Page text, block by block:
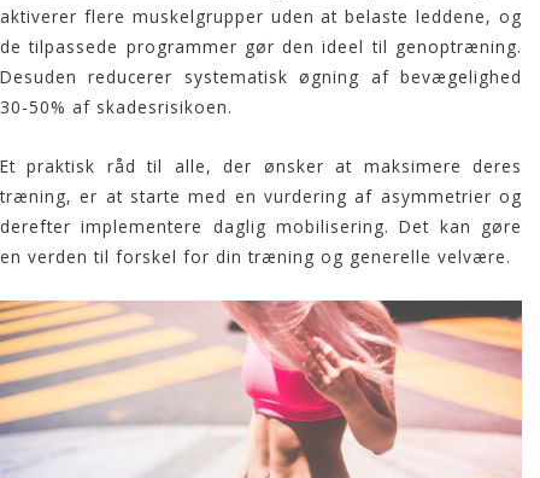
aktiverer flere muskelgrupper uden at belaste leddene, og
de tilpassede programmer gør den ideel til genoptræning.
Desuden reducerer systematisk øgning af bevægelighed
30-50% af skadesrisikoen.
Et praktisk råd til alle, der ønsker at maksimere deres
træning, er at starte med en vurdering af asymmetrier og
derefter implementere daglig mobilisering. Det kan gøre
en verden til forskel for din træning og generelle velvære.